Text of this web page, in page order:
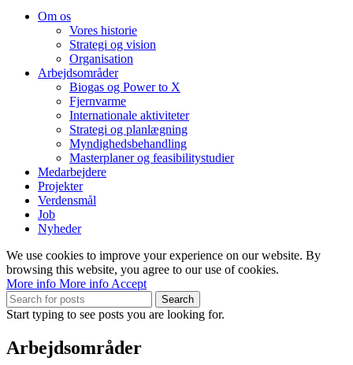
Om os
Vores historie
Strategi og vision
Organisation
Arbejdsområder
Biogas og Power to X
Fjernvarme
Internationale aktiviteter
Strategi og planlægning
Myndighedsbehandling
Masterplaner og feasibilitystudier
Medarbejdere
Projekter
Verdensmål
Job
Nyheder
We use cookies to improve your experience on our website. By
browsing this website, you agree to our use of cookies.
More info More info Accept
Search
Start typing to see posts you are looking for.
Arbejdsområder